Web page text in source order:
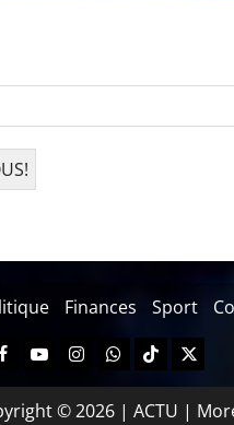
Finances Sport
© 2026 | ACTU |